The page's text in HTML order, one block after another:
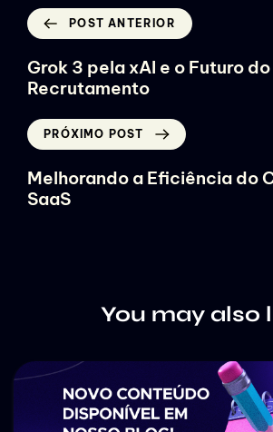
POST ANTERIOR
Grok 3 pela xAI e o Futuro do
Recrutamento
PRÓXIMO POST
Melhorando a Eficiência do
SaaS
You may also